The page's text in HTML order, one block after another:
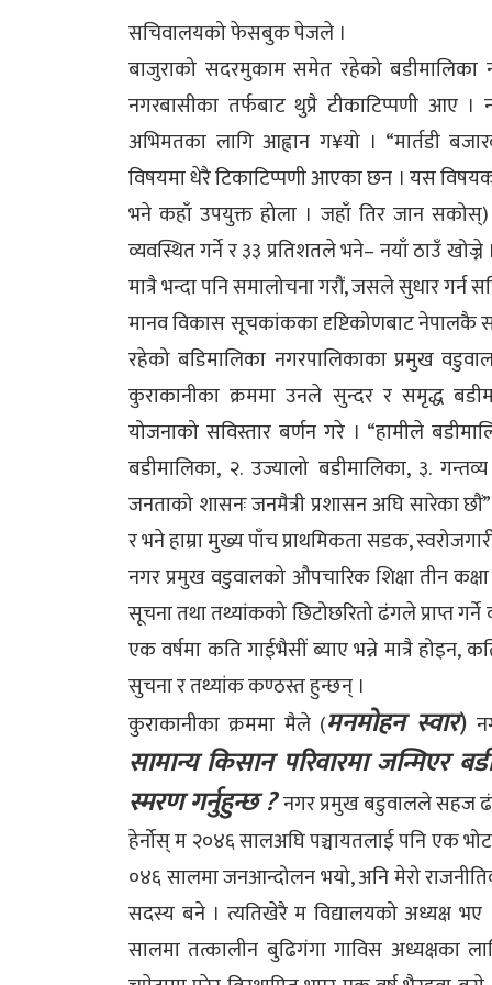
सचिवालयको फेसबुक पेजले ।
बाजुराको सदरमुकाम समेत रहेको बडीमालिका
नगरबासीका तर्फबाट थुप्रै टीकाटिप्पणी
अभिमतका लागि आह्वान ग¥यो । “मार्तडी
विषयमा धेरै टिकाटिप्पणी आएका छन । यस
भने कहाँ उपयुक्त होला । जहाँ तिर जान सकोस्)
व्यवस्थित गर्ने र ३३ प्रतिशतले भने– नयाँ ठाउँ
मात्रै भन्दा पनि समालोचना गरौं, जसले सुधार गर्न
मानव विकास सूचकांकका दृष्टिकोणबाट नेपालकै
रहेको बडिमालिका नगरपालिकाका प्रमुख
कुराकानीका क्रममा उनले सुन्दर र समृद्ध
योजनाको सविस्तार बर्णन गरे । “हामीले
बडीमालिका, २. उज्यालो बडीमालिका, ३.
जनताको शासनः जनमैत्री प्रशासन अघि सारेका
र भने हाम्रा मुख्य पाँच प्राथमिकता सडक,
नगर प्रमुख वडुवालको औपचारिक शिक्षा तीन
सूचना तथा तथ्यांकको छिटोछरितो ढंगले प्राप्त
एक वर्षमा कति गाईभैसीं ब्याए भन्ने मात्रै
सुचना र तथ्यांक कण्ठस्त हुन्छन् ।
कुराकानीका क्रममा मैले (मनमोहन स्वार)
सामान्य किसान परिवारमा जन्मिएर
स्मरण गर्नुहुन्छ ?नगर प्रमुख बडुवालले सहज
हेर्नोस् म २०४६ सालअघि पञ्चायतलाई पनि एक
०४६ सालमा जनआन्दोलन भयो, अनि मेरो
सदस्य बने । त्यतिखेरै म विद्यालयको अध्यक्ष भए
सालमा तत्कालीन बुढिगंगा गाविस अध्यक्षका